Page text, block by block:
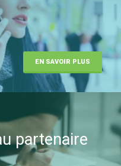
EN SAVOIR PLUS
partenaire